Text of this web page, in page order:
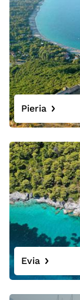
Pieria
Evia